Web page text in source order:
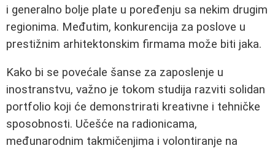
i generalno bolje plate u poređenju sa nekim drugim
regionima. Međutim, konkurencija za poslove u
prestižnim arhitektonskim firmama može biti jaka.
Kako bi se povećale šanse za zaposlenje u
inostranstvu, važno je tokom studija razviti solidan
portfolio koji će demonstrirati kreativne i tehničke
sposobnosti. Učešće na radionicama,
međunarodnim takmičenjima i volontiranje na